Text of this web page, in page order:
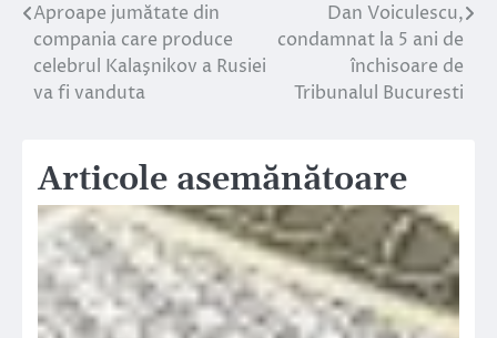
Navigare
în
articole
Aproape jumătate din
compania care produce
celebrul Kalaşnikov a Rusiei
va fi vanduta
Dan Voiculescu,
condamnat la 5 ani de
închisoare de
Tribunalul Bucuresti
Articole asemănătoare